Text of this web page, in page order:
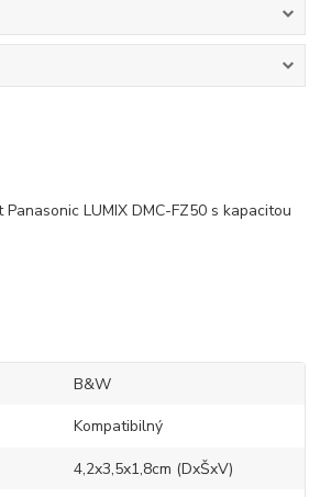
LUMIX DMC-FZ50 s kapacitou
B&W
Kompatibilný
4,2x3,5x1,8cm (DxŠxV)